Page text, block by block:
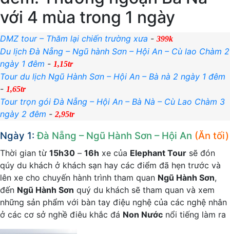
với 4 mùa trong 1 ngày
DMZ tour – Thăm lại chiến trường xưa - 399k
Du lịch Đà Nẵng – Ngũ hành Sơn – Hội An – Cù lao Chàm 2
ngày 1 đêm - 1,15tr
Tour du lịch Ngũ Hành Sơn – Hội An – Bà nà 2 ngày 1 đêm
- 1,65tr
Tour trọn gói Đà Nẵng – Hội An – Bà Nà – Cù Lao Chàm 3
ngày 2 đêm -2,95tr
Ngày 1:Đà Nẵng – Ngũ Hành Sơn – Hội An (Ăn tối)
Thời gian từ 15h30 – 16h xe của Elephant Tour sẽ đón
qúy du khách ở khách sạn hay các điểm đã hẹn trước và
lên xe cho chuyến hành trình tham quan Ngũ Hành Sơn,
đến Ngũ Hành Sơn quý du khách sẽ tham quan và xem
những sản phẩm với bàn tay điệu nghệ của các nghệ nhân
ở các cơ sở nghề điêu khắc đá Non Nước nổi tiếng làm ra